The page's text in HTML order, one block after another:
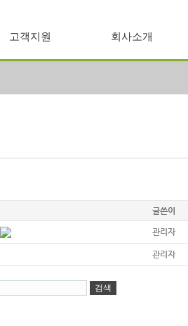
고객지원 회사소개
글쓴이
관리자
관리자